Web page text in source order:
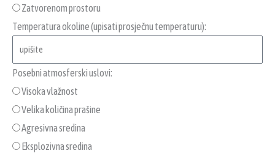
Zatvorenom prostoru
Temperatura okoline (upisati prosječnu temperaturu):
Posebni atmosferski uslovi:
Visoka vlažnost
Velika količina prašine
Agresivna sredina
Eksplozivna sredina